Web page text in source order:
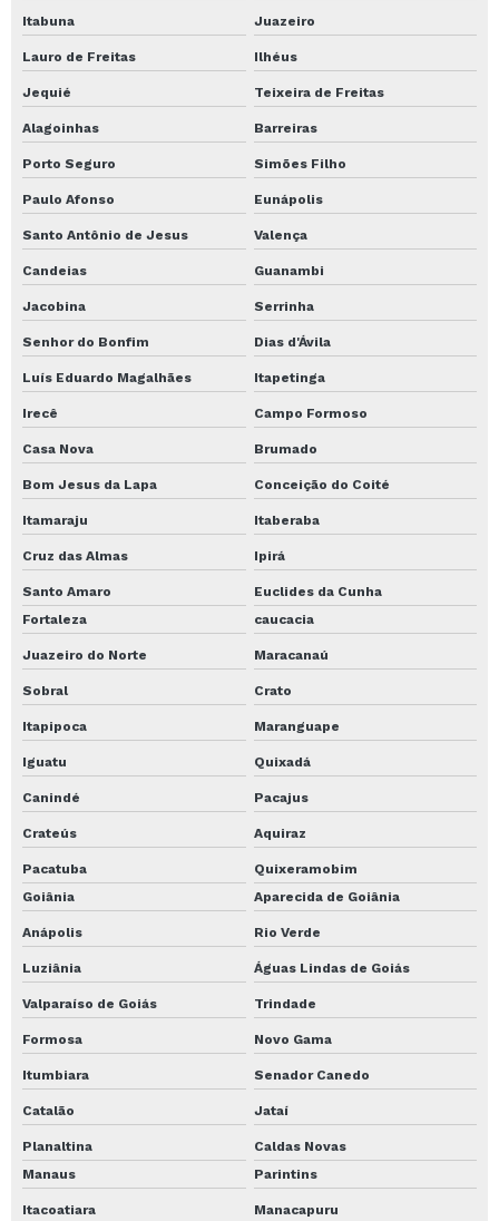
Itabuna Juazeiro
Lauro de Freitas Ilhéus
Jequié Teixeira de Freitas
Alagoinhas Barreiras
Porto Seguro Simões Filho
Paulo Afonso Eunápolis
Santo Antônio de Jesus Valença
Candeias Guanambi
Jacobina Serrinha
Senhor do Bonfim Dias d'Ávila
Luís Eduardo Magalhães Itapetinga
Irecê Campo Formoso
Casa Nova Brumado
Bom Jesus da Lapa Conceição do Coité
Itamaraju Itaberaba
Cruz das Almas Ipirá
Santo Amaro
Euclides da Cunha
Fortaleza
caucacia
Juazeiro do Norte Maracanaú
Sobral Crato
Itapipoca Maranguape
Iguatu Quixadá
Canindé Pacajus
Crateús Aquiraz
Pacatuba
Quixeramobim
Goiânia
Aparecida de Goiânia
Anápolis Rio Verde
Luziânia Águas Lindas de Goiás
Valparaíso de Goiás Trindade
Formosa Novo Gama
Itumbiara Senador Canedo
Catalão Jataí
Planaltina
Caldas Novas
Manaus
Parintins
Itacoatiara Manacapuru